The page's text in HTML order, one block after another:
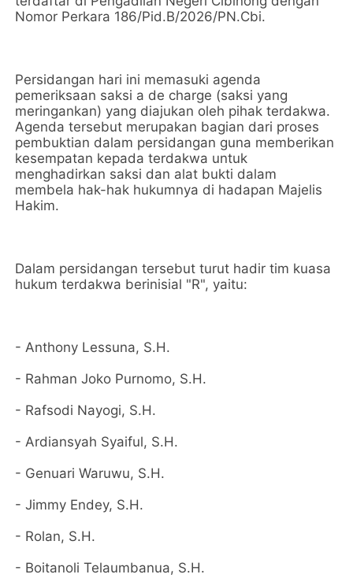
Nomor Perkara 186/Pid.B/2026/PN.Cbi.
Persidangan hari ini memasuki agenda
pemeriksaan saksi a de charge (saksi yang
meringankan) yang diajukan oleh pihak terdakwa.
Agenda tersebut merupakan bagian dari proses
pembuktian dalam persidangan guna memberikan
kesempatan kepada terdakwa untuk
menghadirkan saksi dan alat bukti dalam
membela hak-hak hukumnya di hadapan Majelis
Hakim.
Dalam persidangan tersebut turut hadir tim kuasa
hukum terdakwa berinisial "R", yaitu:
- Anthony Lessuna, S.H.
- Rahman Joko Purnomo, S.H.
- Rafsodi Nayogi, S.H.
- Ardiansyah Syaiful, S.H.
- Genuari Waruwu, S.H.
- Jimmy Endey, S.H.
- Rolan, S.H.
- Boitanoli Telaumbanua, S.H.